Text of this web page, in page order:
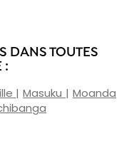
DANS TOUTES
:
|Masuku | Moanda